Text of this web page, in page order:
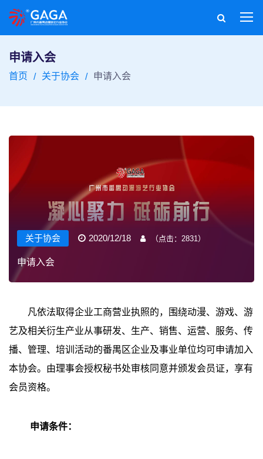
申请入会
首页 关于协会 申请入会
关于协会 2020/12/18 （点击： 2831）
申请入会
凡依法取得企业工商营业执照的，围绕动漫、游戏、游
艺及相关衍生产业从事研发、生产、销售、运营、服务、传
播、管理、培训活动的番禺区企业及事业单位均可申请加入
本协会。由理事会授权秘书处审核同意并颁发会员证，享有
会员资格。
申请条件：